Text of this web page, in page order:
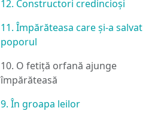
12. Constructori credincioși
11. Împărăteasa care și-a salvat
poporul
10. O fetiță orfană ajunge
împărăteasă
9. În groapa leilor